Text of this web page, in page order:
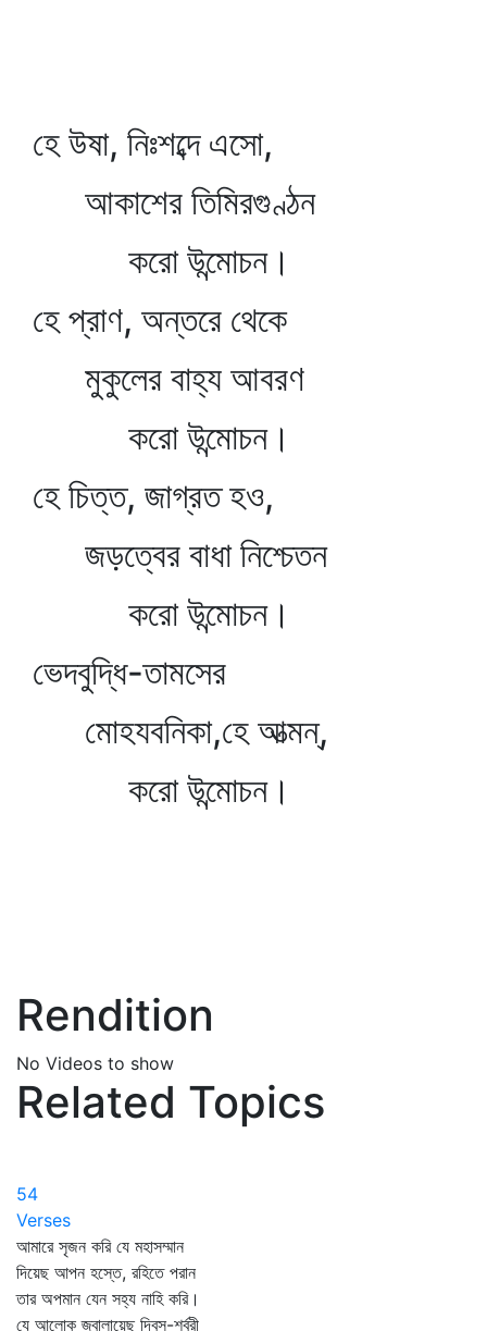
হে উষা, নিঃশব্দে এসো,
আকাশের তিমিরগুণ্ঠন
করো উন্মোচন।
হে প্রাণ, অন্তরে থেকে
মুকুলের বাহ্য আবরণ
করো উন্মোচন।
হে চিত্ত, জাগ্রত হও,
জড়ত্বের বাধা নিশ্চেতন
করো উন্মোচন।
ভেদবুদ্ধি-তামসের
মোহযবনিকা,হে আত্মন্‌,
করো উন্মোচন।
Rendition
No Videos to show
Related Topics
54
Verses
আমারে সৃজন করি যে মহাসম্মান
দিয়েছ আপন হস্তে, রহিতে পরান
তার অপমান যেন সহ্য নাহি করি।
যে আলোক জ্বালায়েছ দিবস-শর্বরী